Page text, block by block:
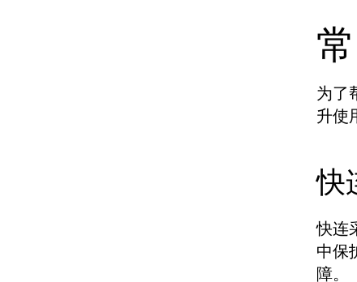
为了
升使
快
快连
中保
障。